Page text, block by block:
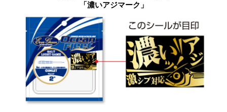
「濃いアジマーク」